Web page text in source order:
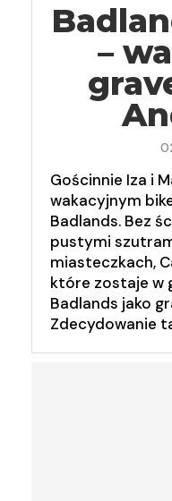
–
Gościnnie Iza i
wakacyjnym
Badlands. Bez
pustymi
miasteczkach,
które zostaje w
Badlands jako
Zdecydowanie